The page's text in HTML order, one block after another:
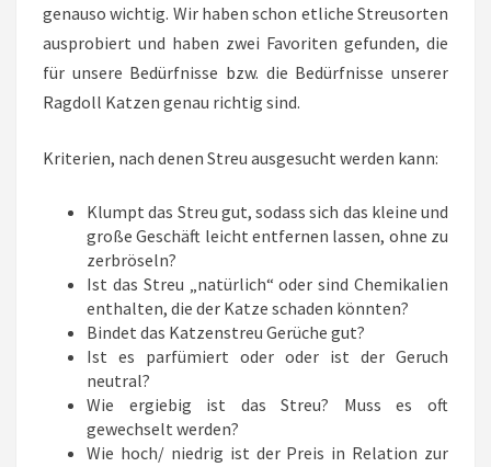
genauso wichtig. Wir haben schon etliche Streusorten
ausprobiert und haben zwei Favoriten gefunden, die
für unsere Bedürfnisse bzw. die Bedürfnisse unserer
Ragdoll Katzen genau richtig sind.
Kriterien, nach denen Streu ausgesucht werden kann:
Klumpt das Streu gut, sodass sich das kleine und
große Geschäft leicht entfernen lassen, ohne zu
zerbröseln?
Ist das Streu „natürlich“ oder sind Chemikalien
enthalten, die der Katze schaden könnten?
Bindet das Katzenstreu Gerüche gut?
Ist es parfümiert oder oder ist der Geruch
neutral?
Wie ergiebig ist das Streu? Muss es oft
gewechselt werden?
Wie hoch/ niedrig ist der Preis in Relation zur